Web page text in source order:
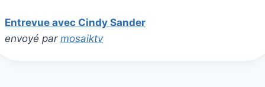
Entrevue avec Cindy Sander
envoyé par mosaiktv